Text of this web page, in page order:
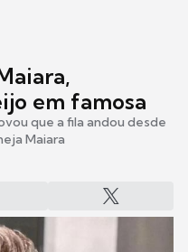
em famosa
que a fila andou desde
Maiara